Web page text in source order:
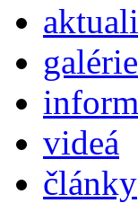
galérie
videá
články